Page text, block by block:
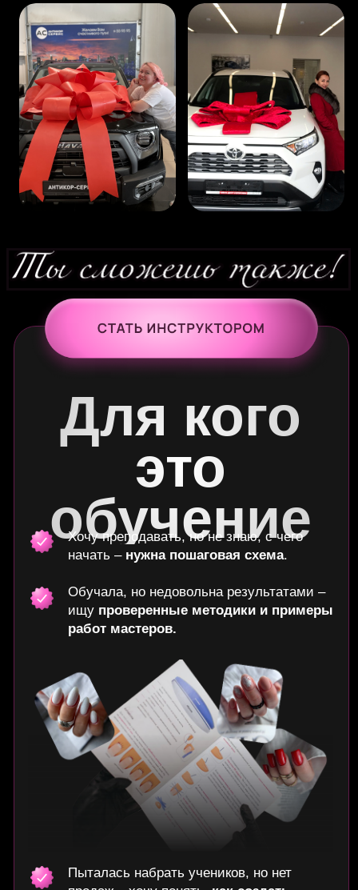
Учебная программа
Готовая программа от бурлеск по маникюру
с 0 и для опытных мастеров
которые поможет тебе выучить материал
или записать онлайн курс
Рабочие тетради
Готовые тетради с теорией и практическими
использовать в процессе обучения
Схемы
Схемы на каждый этап техники, которые можно
использовать в других учебных программа
Презентации
Готовые презентации на каждый урок
учебных программ, которые можно
редактировать под себя